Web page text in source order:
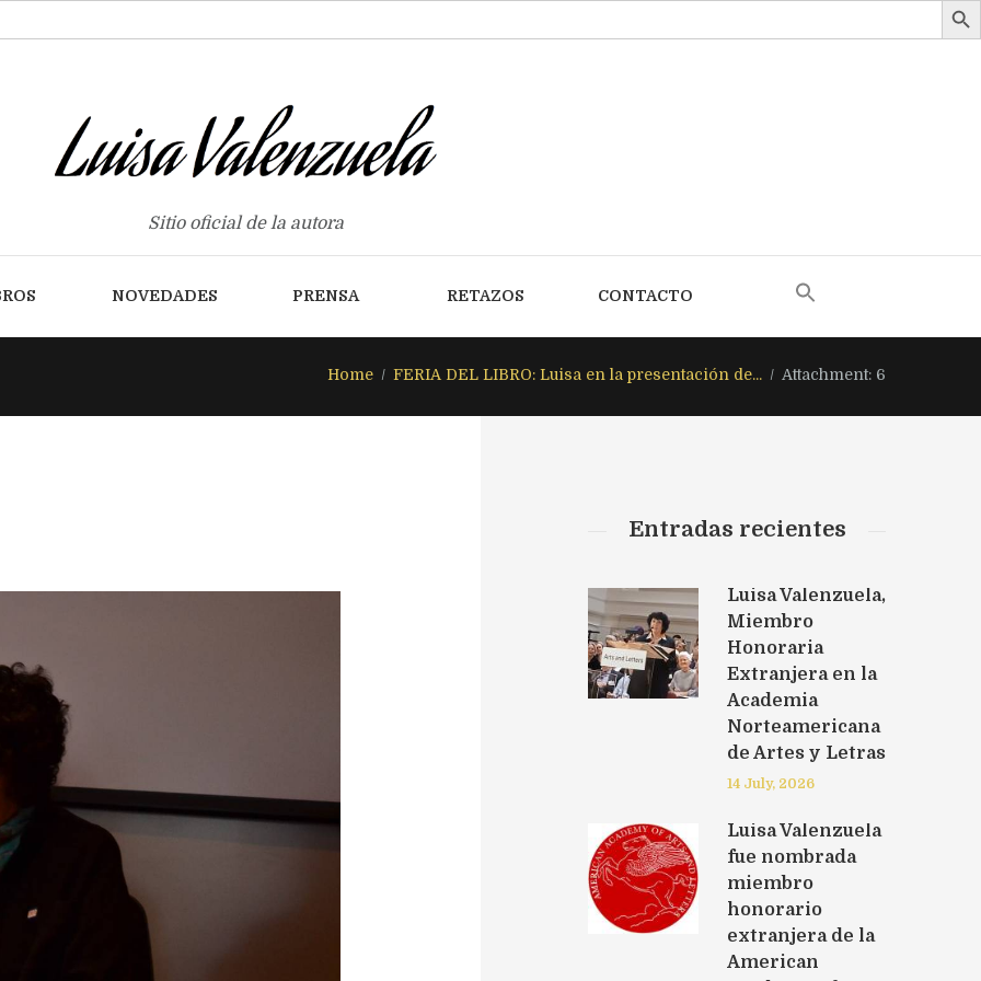
Sitio oficial de la autora
NOVEDADES PRENSA RETAZOS CONTACTO
Home FERIA DEL LIBRO: Luisa en la presentación de... Attachment: 6
Next item
Entradas recientes
Luisa Valenzuela,
Miembro
Honoraria
Extranjera en la
Academia
Norteamericana
de Artes y Letras
14 July, 2026
Luisa Valenzuela
fue nombrada
miembro
honorario
extranjera de la
American